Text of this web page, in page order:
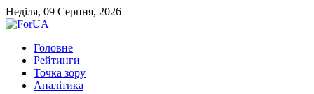
Неділя, 09 Серпня, 2026
Головне
Рейтинги
Точка зору
Аналітика